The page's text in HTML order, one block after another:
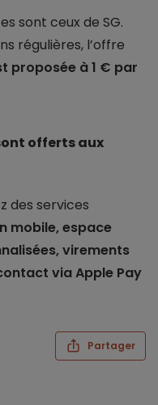
sont ceux de SG.
régulières, l’offre
proposée à 1 € par
offerts aux
des services
mobile, espace
virements
via Apple Pay
Partager